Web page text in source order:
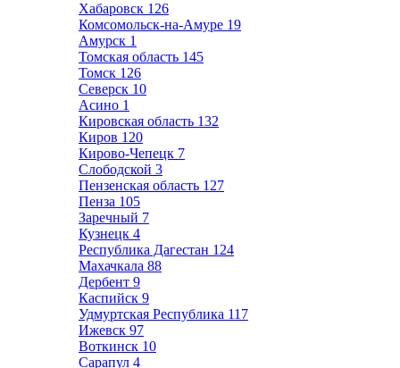
Хабаровск 126
Комсомольск-на-Амуре 19
Амурск 1
Томская область 145
Томск 126
Северск 10
Асино 1
Кировская область 132
Киров 120
Кирово-Чепецк 7
Слободской 3
Пензенская область 127
Пенза 105
Заречный 7
Кузнецк 4
Республика Дагестан 124
Махачкала 88
Дербент 9
Каспийск 9
Удмуртская Республика 117
Ижевск 97
Воткинск 10
Сарапул 4